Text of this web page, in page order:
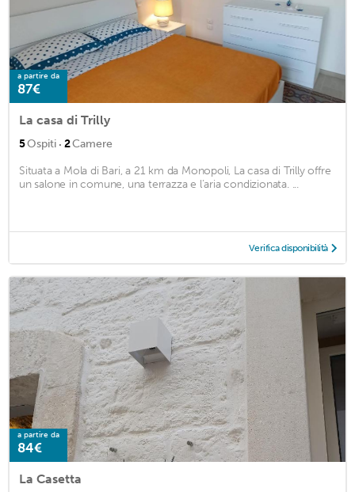
a partire da
87€
La casa di Trilly
5Ospiti · 2Camere
Situata a Mola di Bari, a 21 km da Monopoli, La casa di Trilly offre
un salone in comune, una terrazza e l’aria condizionata. ...
Verifica disponibilità
a partire da
84€
La Casetta